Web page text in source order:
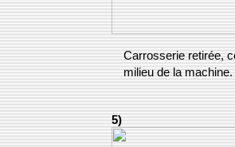
Carrosserie retirée,
milieu de la machine.
5)